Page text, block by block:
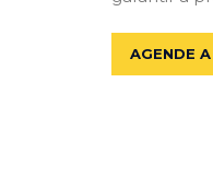
AGENDE